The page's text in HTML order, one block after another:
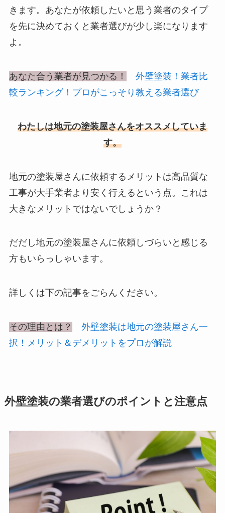
きます。あなたが依頼したいと思う業者のタイプ
を先に決めておくと業者選びが少し楽になります
よ。
あなた合う業者が見つかる！
外壁塗装！業者比
較ランキング！プロがこっそり教える業者選び
わたしは地元の塗装屋さんをオススメしていま
す。
地元の塗装屋さんに依頼するメリットは高品質な
工事が大手業者より安く行えるという点。これは
大きなメリットではないでしょうか？
だだし地元の塗装屋さんに依頼しづらいと感じる
方もいらっしゃいます。
詳しくは下の記事をごらんください。
その理由とは？
外壁塗装は地元の塗装屋さん一
択！メリット＆デメリットをプロが解説
外壁塗装の業者選びのポイントと注意点